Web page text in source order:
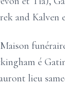
and Kalven
é
lieu